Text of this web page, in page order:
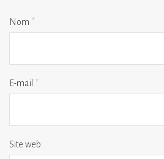
Nom *
E-mail *
Site web